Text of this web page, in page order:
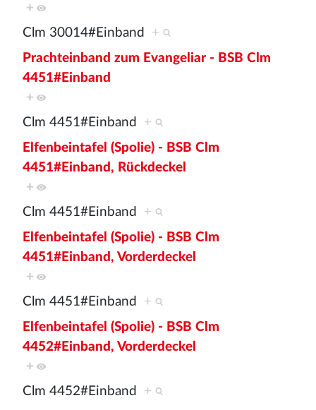
+
Clm 30014#Einband +
Prachteinband zum Evangeliar - BSB Clm
4451#Einband
+
Clm 4451#Einband +
Elfenbeintafel (Spolie) - BSB Clm
4451#Einband, Rückdeckel
+
Clm 4451#Einband +
Elfenbeintafel (Spolie) - BSB Clm
4451#Einband, Vorderdeckel
+
Clm 4451#Einband +
Elfenbeintafel (Spolie) - BSB Clm
4452#Einband, Vorderdeckel
+
Clm 4452#Einband +